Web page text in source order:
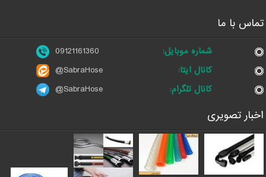
تماس با ما
شماره موبایل:
09121161360
کانال ایتا:
@SabraHose
کانال تلگرام:
@SabraHose
اخبار تصویری